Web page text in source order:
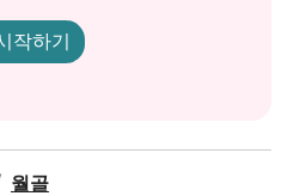
작하기
월골